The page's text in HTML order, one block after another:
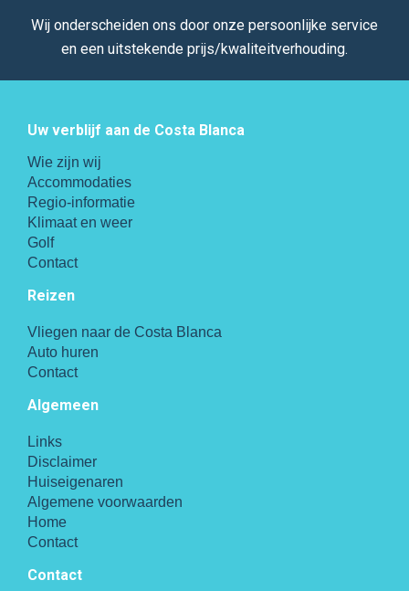
Wij onderscheiden ons door onze persoonlijke service
en een uitstekende prijs/kwaliteitverhouding.
Uw verblijf aan de Costa Blanca
Wie zijn wij
Accommodaties
Regio-informatie
Klimaat en weer
Golf
Contact
Reizen
Vliegen naar de Costa Blanca
Auto huren
Contact
Algemeen
Links
Disclaimer
Huiseigenaren
Algemene voorwaarden
Home
Contact
Contact